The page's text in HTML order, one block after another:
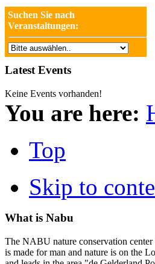
Suchen Sie nach
Veranstaltungen:
Latest Events
Keine Events vorhanden!
You are here:
Top
Skip to
What is Nabu
The NABU nature conservation center
is made for man and nature is on the